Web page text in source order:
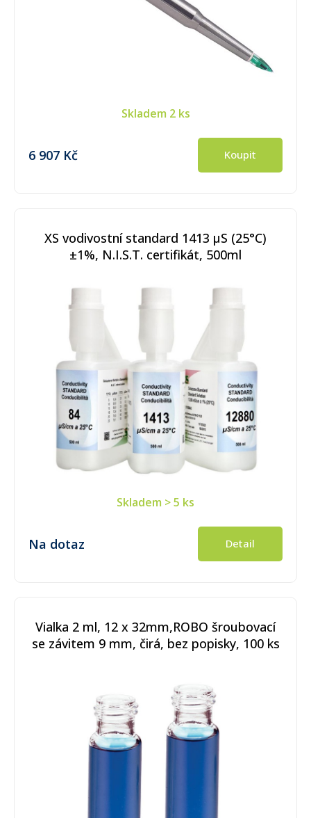
Skladem 2 ks
6 907 Kč Koupit
XS vodivostní standard 1413 µS (25°C)
±1%, N.I.S.T. certifikát, 500ml
Skladem > 5 ks
Na dotaz Detail
Vialka 2 ml, 12 x 32mm,ROBO šroubovací
se závitem 9 mm, čirá, bez popisky, 100 ks